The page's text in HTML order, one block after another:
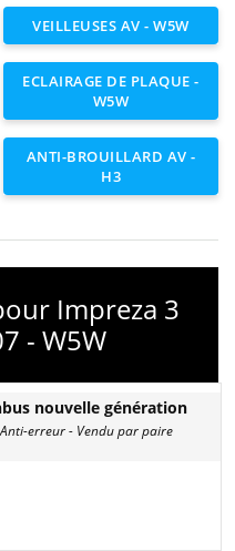
VEILLEUSES AV - W5W
ECLAIRAGE DE PLAQUE -
W5W
ANTI-BROUILLARD AV -
H3
Impreza 3
- W5W
nouvelle génération
erreur - Vendu par paire